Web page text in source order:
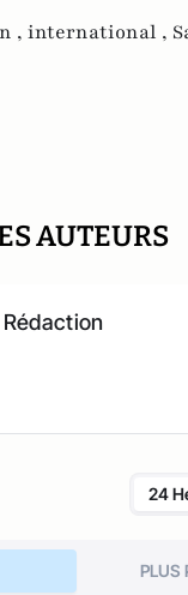
, international ,
AUTEURS
24
PLUS